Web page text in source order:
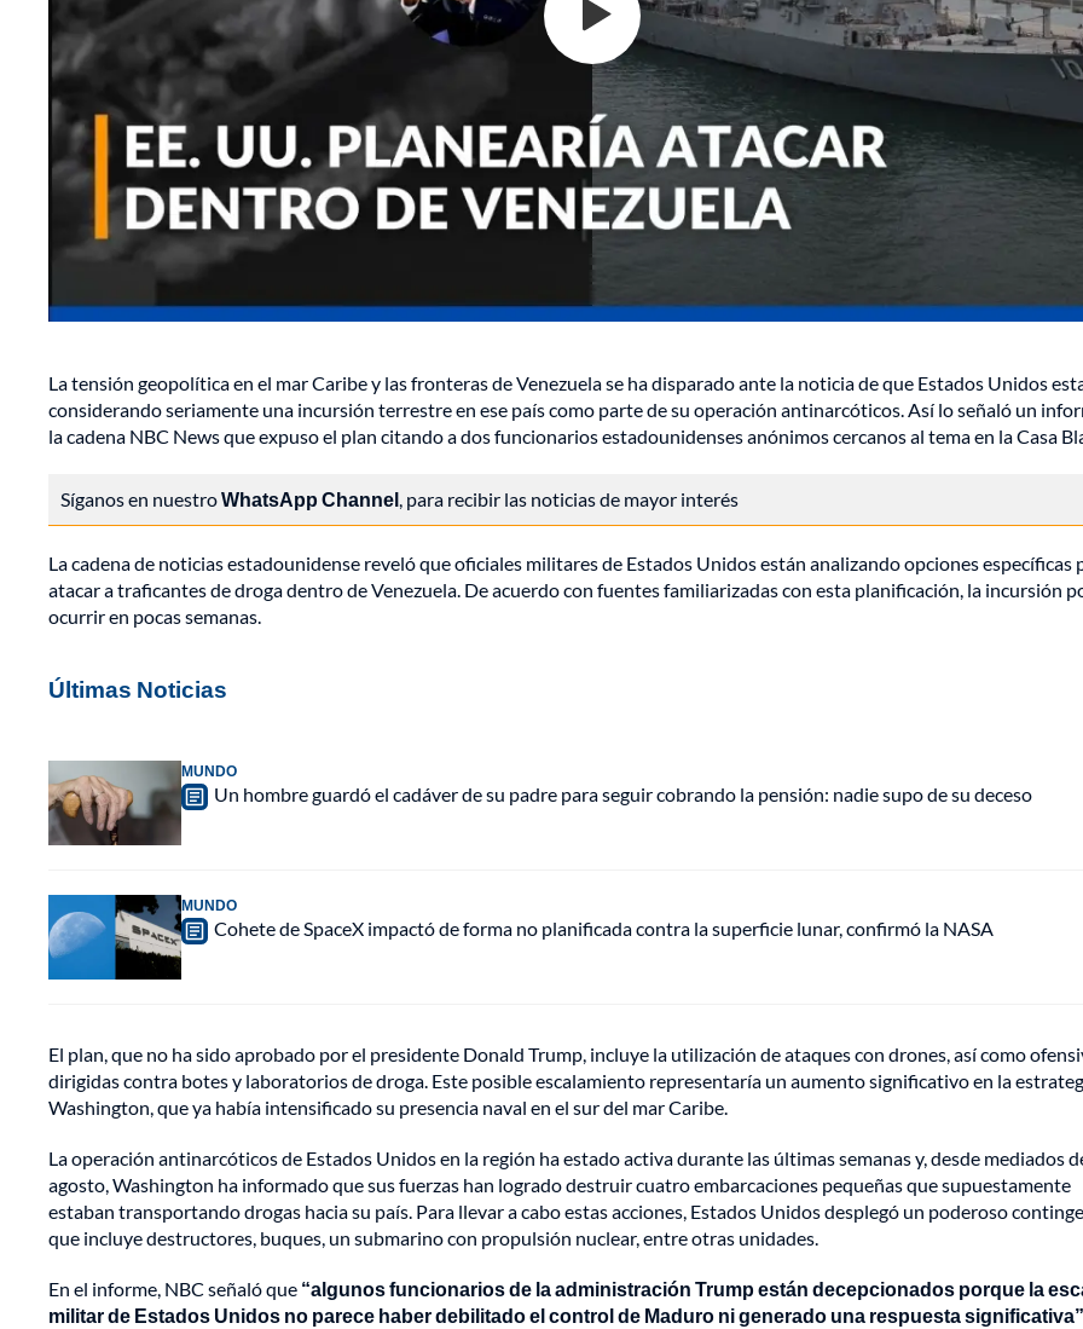
La tensión geopolítica en el mar Caribe y las fronteras de Venezuela se ha disparado ante la noticia de que Estados Unidos
considerando seriamente una incursión terrestre en ese país como parte de su operación antinarcóticos. Así lo señaló un
la cadena NBC News que expuso el plan citando a dos funcionarios estadounidenses anónimos cercanos al tema en la Casa
Síganos en nuestroWhatsApp Channel, para recibir las noticias de mayor interés
La cadena de noticias estadounidense reveló que oficiales militares de Estados Unidos están analizando opciones específicas
atacar a traficantes de droga dentro de Venezuela. De acuerdo con fuentes familiarizadas con esta planificación, la incursión
ocurrir en pocas semanas.
Últimas Noticias
MUNDO
Un hombre guardó el cadáver de su padre para seguir cobrando la pensión: nadie supo de su deceso
MUNDO
Cohete de SpaceX impactó de forma no planificada contra la superficie lunar, confirmó la NASA
El plan, que no ha sido aprobado por el presidente Donald Trump, incluye la utilización de ataques con drones, así como
dirigidas contra botes y laboratorios de droga. Este posible escalamiento representaría un aumento significativo en la
Washington, que ya había intensificado su presencia naval en el sur del mar Caribe.
La operación antinarcóticos de Estados Unidos en la región ha estado activa durante las últimas semanas y, desde mediados
agosto, Washington ha informado que sus fuerzas han logrado destruir cuatro embarcaciones pequeñas que supuestamente
estaban transportando drogas hacia su país. Para llevar a cabo estas acciones, Estados Unidos desplegó un poderoso
que incluye destructores, buques, un submarino con propulsión nuclear, entre otras unidades.
En el informe, NBC señaló que “algunos funcionarios de la administración Trump están decepcionados porque la
militar de Estados Unidos no parece haber debilitado el control de Maduro ni generado una respuesta